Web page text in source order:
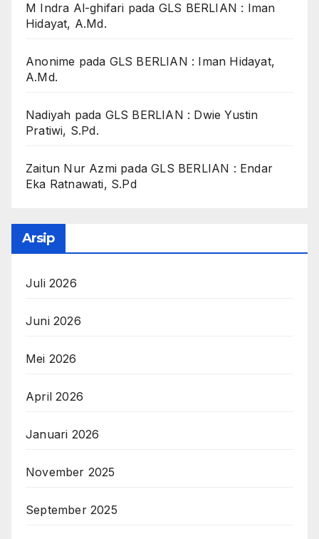
M Indra Al-ghifari pada GLS BERLIAN : Iman
Hidayat, A.Md.
Anonime pada GLS BERLIAN : Iman Hidayat,
A.Md.
Nadiyah pada GLS BERLIAN : Dwie Yustin
Pratiwi, S.Pd.
Zaitun Nur Azmi padaGLS BERLIAN : Endar
Eka Ratnawati, S.Pd
Arsip
Juli 2026
Juni 2026
Mei 2026
April 2026
Januari 2026
November 2025
September 2025